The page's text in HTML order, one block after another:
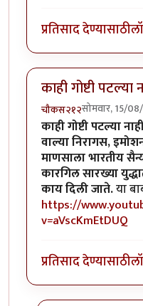
प्रतिसाद देण्यासाठी
काही गोष्टी पटल्या
चौकस२१२सोमवार, 15/
काही गोष्टी पटल्या
वाल्या निरागस,
माणसाला भारतीय
कारगिल सारख्या
काय दिली जाते.या
https://
v=aVscKmEtDUQ
प्रतिसाद देण्यासाठी